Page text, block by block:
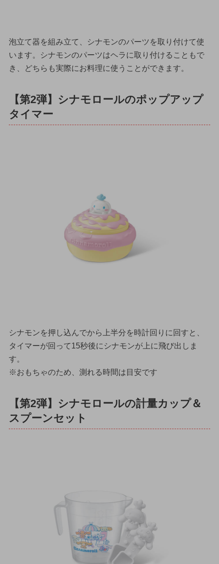
泡立て器を組み立て、シナモンのパーツを取り付けて使
います。シナモンのパーツはヘラに取り付けることもで
き、どちらも実際にお料理に使うことができます。
【第2弾】シナモロールのポップアップ
タイマー
シナモンを押し込んでから上半分を時計回りに回すと、
タイマーが回って15秒後にシナモンが上に飛び出しま
す。
※おもちゃのため、測れる時間は目安です
【第2弾】シナモロールの計量カップ＆
スプーンセット